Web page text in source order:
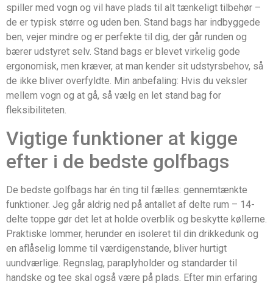
spiller med vogn og vil have plads til alt tænkeligt tilbehør –
de er typisk større og uden ben. Stand bags har indbyggede
ben, vejer mindre og er perfekte til dig, der går runden og
bærer udstyret selv. Stand bags er blevet virkelig gode
ergonomisk, men kræver, at man kender sit udstyrsbehov, så
de ikke bliver overfyldte. Min anbefaling: Hvis du veksler
mellem vogn og at gå, så vælg en let stand bag for
fleksibiliteten.
Vigtige funktioner at kigge
efter i de bedste golfbags
De bedste golfbags har én ting til fælles: gennemtænkte
funktioner. Jeg går aldrig ned på antallet af delte rum – 14-
delte toppe gør det let at holde overblik og beskytte køllerne.
Praktiske lommer, herunder en isoleret til din drikkedunk og
en aflåselig lomme til værdigenstande, bliver hurtigt
uundværlige. Regnslag, paraplyholder og standarder til
handske og tee skal også være på plads. Efter min erfaring